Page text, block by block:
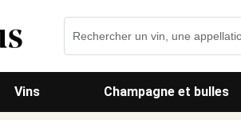
Vins Champagne et bulles